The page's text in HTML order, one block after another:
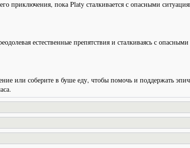
приключения, пока Platy сталкивается с опасными
естественные препятствия и сталкиваясь с
или соберите в буше еду, чтобы помочь и поддержать